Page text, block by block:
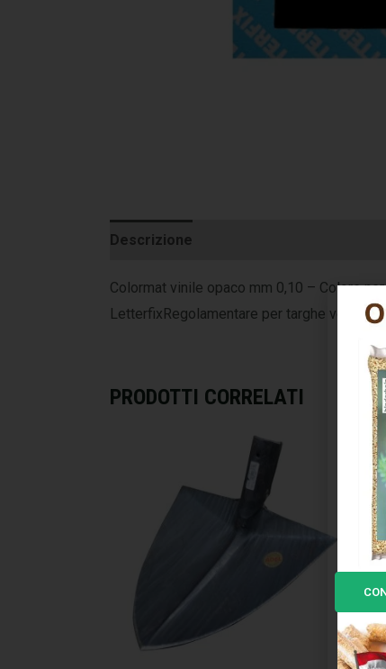
Descrizione
Colormat vinile opaco mm 0,10 – Colore
LetterfixRegolamentare per targhe veicoli:
PRODOTTI CORRELATI